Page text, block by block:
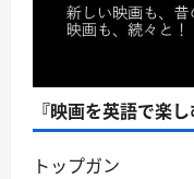
『映画を英語で楽
トップガン